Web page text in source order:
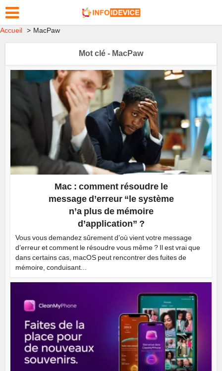
Accueil MacPaw
Mot clé - MacPaw
Mac : comment résoudre le
message d’erreur “le système
n’a plus de mémoire
d’application” ?
Vous vous demandez sûrement d’où vient votre message
d’erreur et comment le résoudre vous même ? Il est vrai que
dans certains cas, macOS peut rencontrer des fuites de
mémoire, conduisant...